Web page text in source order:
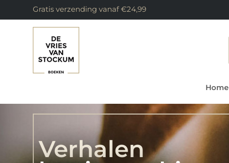
Gratis verzending vanaf €24,99
Home
Verhalen